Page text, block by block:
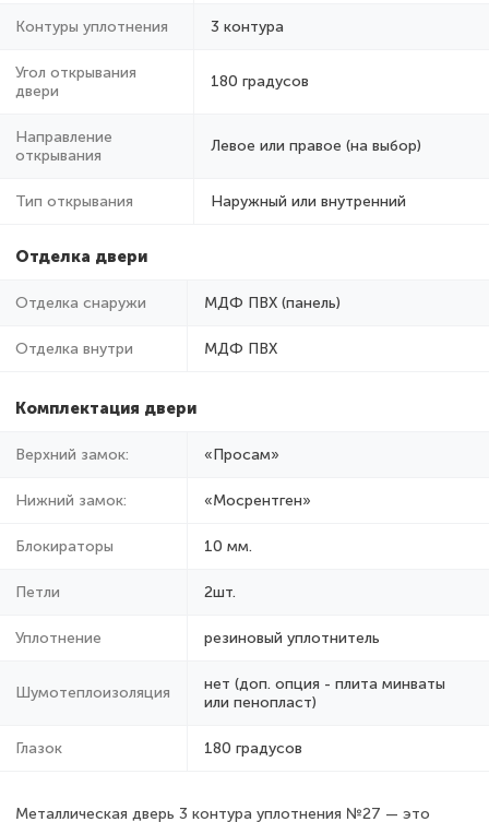
Контуры уплотнения 3 контура
Угол открывания
двери
180 градусов
Направление
открывания
Левое или правое (на выбор)
Тип открывания Наружный или внутренний
Отделка двери
Отделка снаружи МДФ ПВХ (панель)
Отделка внутри МДФ ПВХ
Комплектация двери
Верхний замок: «Просам»
Нижний замок: «Мосрентген»
Блокираторы 10 мм.
Петли 2шт.
Уплотнение резиновый уплотнитель
Шумотеплоизоляция
нет (доп. опция - плита минваты
или пенопласт)
Глазок 180 градусов
Металлическая дверь 3 контура уплотнения №27 — это